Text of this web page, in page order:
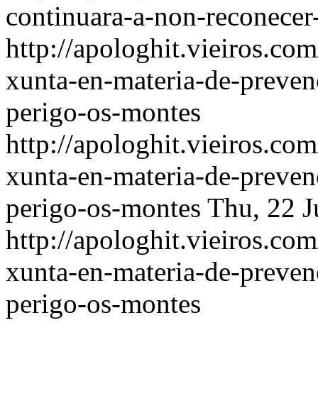
continuara-a-non-
http://
xunta-en-materia-de-
perigo-os-montes
http://
xunta-en-materia-de-
perigo-os-montes Thu, 22
http://
xunta-en-materia-de-
perigo-os-montes